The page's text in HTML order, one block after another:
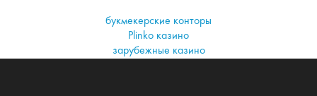
букмекерские конторы
Plinko казино
зарубежные казино